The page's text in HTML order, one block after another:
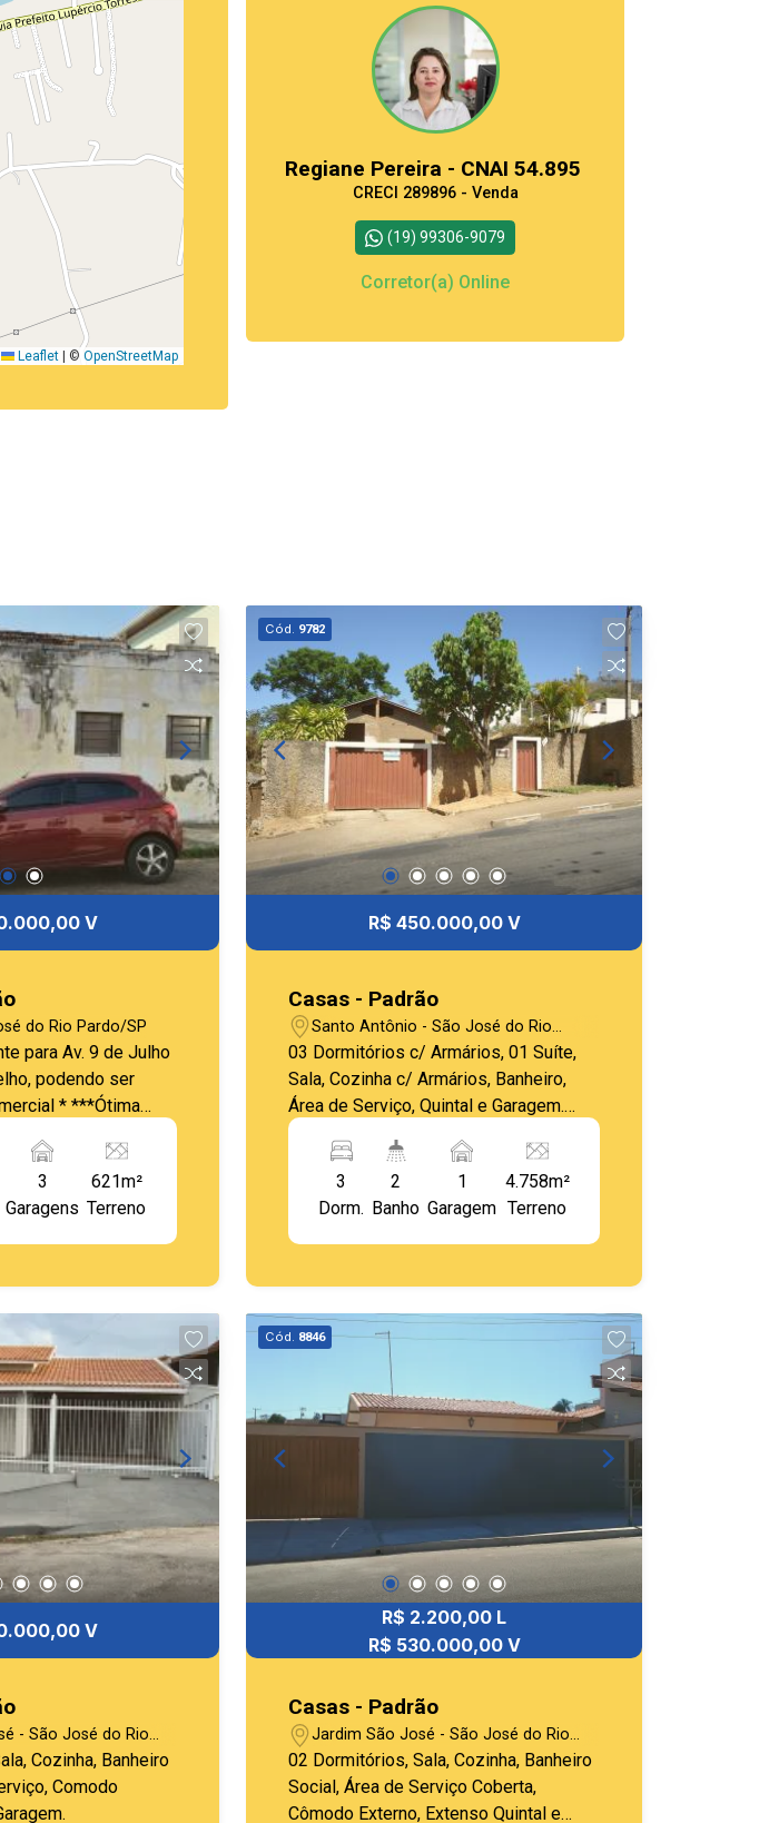
Leaflet © OpenStreetMap
Regiane Pereira - CNAI 54.895
CRECI 289896 - Venda
(19) 99306-9079
Corretor(a) Online
V
do Rio Pardo/SP
para Av. 9 de Julho
podendo ser
* ***Ótima
3
Garagens
621m²
Terreno
Cód. 9782
R$ 450.000,00 V
Casas - Padrão
Santo Antônio - São José do Rio
Pardo/SP
03 Dormitórios c/ Armários, 01 Suíte,
Sala, Cozinha c/ Armários, Banheiro,
Área de Serviço, Quintal e Garagem.
Casa Ampla com Ótima Localização. ***
Imóvel Recebeu Nova Pintura (Parte
Interna) ***
3
Dorm.
2
Banho
1
Garagem
4.758m²
Terreno
V
- São José do Rio
Cozinha, Banheiro
Comodo
Cód. 8846
R$ 2.200,00 L
R$ 530.000,00 V
Casas - Padrão
Jardim São José - São José do Rio
Pardo/SP
02 Dormitórios, Sala, Cozinha, Banheiro
Social, Área de Serviço Coberta,
Cômodo Externo, Extenso Quintal e